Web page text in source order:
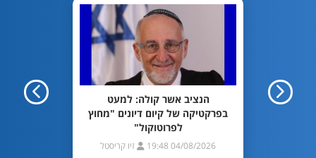
הנציב אשר קולה: למעט
בפרקטיקה של קיום דיונים "מחוץ
לפרוטוקול"
04/08/2026 19:48 זיו קריסטל
מאסר